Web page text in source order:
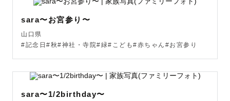
sara〜お宮参り〜
山口県
#記念日#秋#神社・寺院#緑#こども#赤ちゃん#お宮参り
sara〜1/2birthday〜